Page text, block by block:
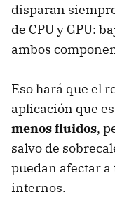
disparan
de CPU y GPU:
ambos
Eso hará que el
aplicación que
menos fluidos,
salvo de
puedan afectar a
internos.